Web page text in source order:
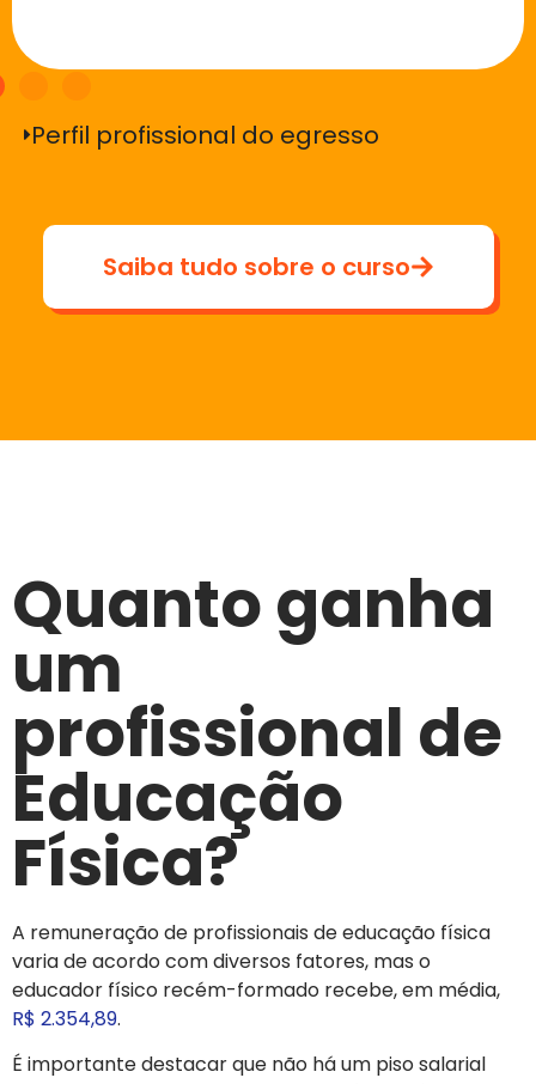
Perfil profissional do egresso
Saiba tudo sobre o curso
Quanto ganha
um
profissional de
Educação
Física?
A remuneração de profissionais de educação física
varia de acordo com diversos fatores, mas o
educador físico recém-formado recebe, em média,
R$ 2.354,89.
É importante destacar que não há um piso salarial